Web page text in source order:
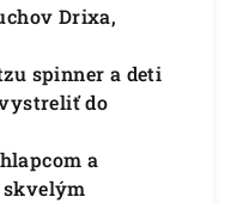
Drixa,
spinner a deti
do
a
skvelým